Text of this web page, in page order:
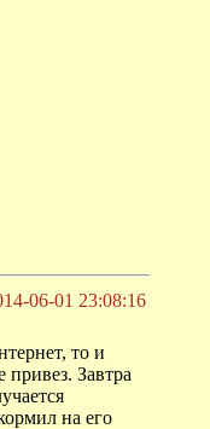
06-01 23:08:16
то и
Завтра
на его